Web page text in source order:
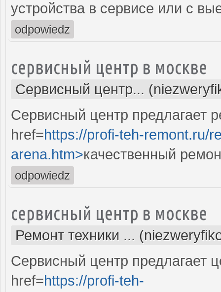
устройства в сервисе или с
odpowiedz
сервисный центр в москве
Сервисный центр...
Сервисный центр предлагает
href=https://profi-teh-remont.ru/
arena.htm>качественный
odpowiedz
сервисный центр в москве
Ремонт техники ...
Сервисный центр предлагает
href=https://profi-teh-